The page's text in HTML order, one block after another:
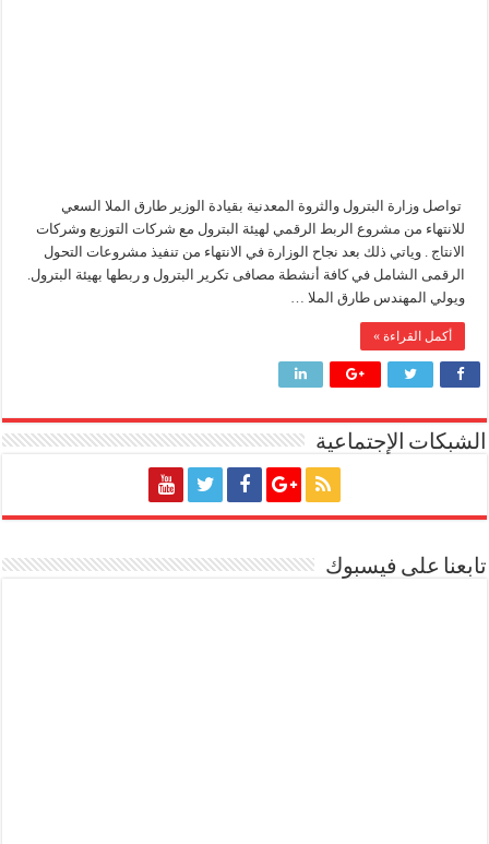
تواصل وزارة البترول والثروة المعدنية بقيادة الوزير طارق الملا السعي
للانتهاء من مشروع الربط الرقمي لهيئة البترول مع شركات التوزيع وشركات
الانتاج . وياتي ذلك بعد نجاح الوزارة في الانتهاء من تنفيذ مشروعات التحول
الرقمى الشامل في كافة أنشطة مصافى تكرير البترول و ربطها بهيئة البترول.
ويولي المهندس طارق الملا …
أكمل القراءة »
الشبكات الإجتماعية
تابعنا على فيسبوك